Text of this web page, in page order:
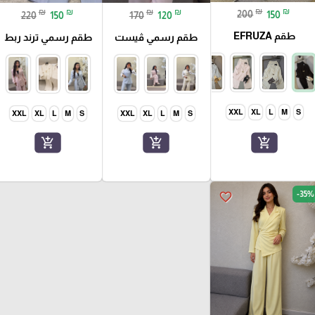
200 ₪ 150 ₪
طقم EFRUZA
S
M
L
XL
XXL
add_shopping_cart
170 ₪ 120 ₪
طقم رسمي ڤيست
S
M
L
XL
XXL
add_shopping_cart
220 ₪ 150 ₪
طقم رسمي ترند ربط
S
M
L
XL
XXL
add_shopping_cart
favorite_border -35%